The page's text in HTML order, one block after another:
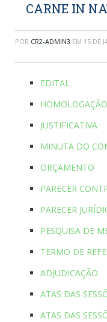
CARNE IN
POR CR2-ADMIN3 EM 15 DE
EDITAL
HOMOLOGAÇÃO
JUSTIFICATIVA
MINUTA DO
ORÇAMENTO
PARECER
PARECER
PESQUISA DE
TERMO DE
ADJUDICAÇÃO
ATAS DAS
ATAS DAS